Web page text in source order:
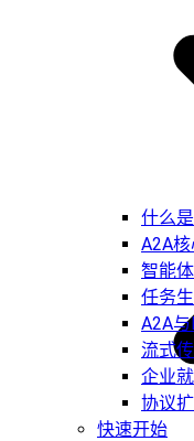
什么
A2A
智能
任务
A2A
流式
企业
协议
快速开始